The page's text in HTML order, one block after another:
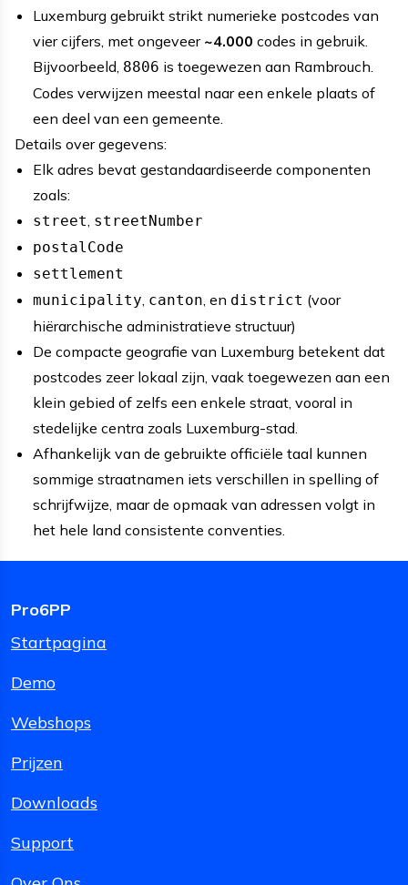
Luxemburg gebruikt strikt numerieke postcodes van
vier cijfers, met ongeveer ~4.000 codes in gebruik.
Bijvoorbeeld, 8806 is toegewezen aan Rambrouch.
Codes verwijzen meestal naar een enkele plaats of
een deel van een gemeente.
Details over gegevens:
Elk adres bevat gestandaardiseerde componenten
zoals:
street streetNumber
postalCode
settlement
municipality canton , en district (voor
hiërarchische administratieve structuur)
De compacte geografie van Luxemburg betekent dat
postcodes zeer lokaal zijn, vaak toegewezen aan een
klein gebied of zelfs een enkele straat, vooral in
stedelijke centra zoals Luxemburg-stad.
Afhankelijk van de gebruikte officiële taal kunnen
sommige straatnamen iets verschillen in spelling of
schrijfwijze, maar de opmaak van adressen volgt in
het hele land consistente conventies.
Pro6PP
Startpagina
Demo
Webshops
Prijzen
Downloads
Support